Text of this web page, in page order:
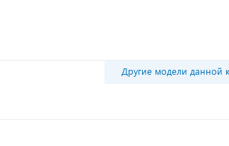
Другие модели данной